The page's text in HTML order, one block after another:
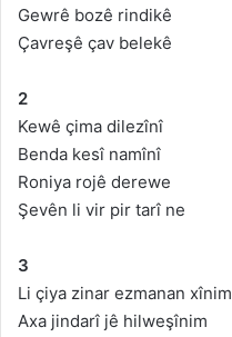
Gewrê bozê rindikê
Çavreşê çav belekê
2
Kewê çima dilezînî
Benda kesî namînî
Roniya rojê derewe
Şevên li vir pir tarî ne
3
Li çiya zinar ezmanan xînim
Axa jindarî jê hilweşînim